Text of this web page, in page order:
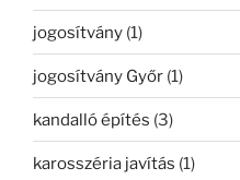
jogosítvány (1)
jogosítvány Győr (1)
kandalló építés (3)
karosszéria javítás (1)